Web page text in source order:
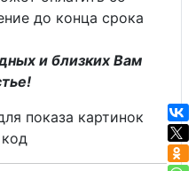
до конца срока
и близких Вам
показа картинок